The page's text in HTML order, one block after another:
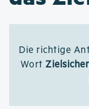
Die richtige
Wort